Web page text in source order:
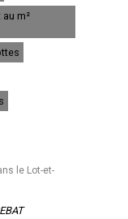
à Bias
de-Guyenne
Montayral
Saint-Cirq
Bazeille
d'Agenais
Clairac
sur-Lot
Libos
Sainte-Marie
m²
le Lot-et-